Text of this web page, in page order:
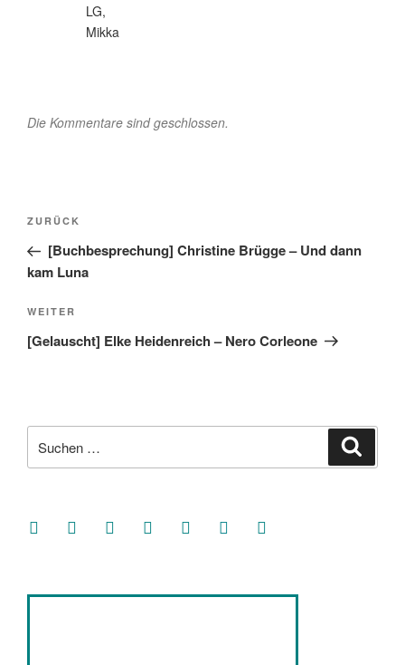
LG,
Mikka
Die Kommentare sind geschlossen.
Beitragsnavigation
Vorheriger
Beitrag
ZURÜCK
[Buchbesprechung] Christine Brügge – Und dann
kam Luna
Nächster
Beitrag
WEITER
[Gelauscht] Elke Heidenreich – Nero Corleone
nach:
facebooksoundcloud
twitter mastodoninstagramthreads goodreads